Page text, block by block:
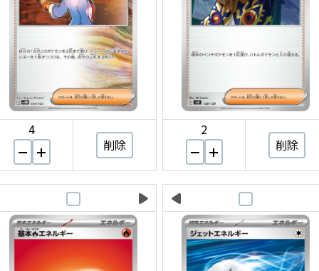
4
削除
2
削除